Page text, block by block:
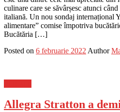
culinare care se săvârșesc atunci
italiană. Un nou sondaj internațional
alimentare” comise împotriva
Bucătăria […]
Posted on 6 februarie 2022 Author
Allegra Stratton a